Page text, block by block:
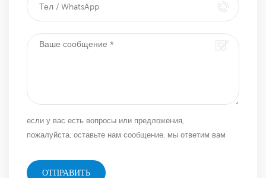
если у вас есть вопросы или предложения,
пожалуйста, оставьте нам сообщение, мы ответим вам
ОТПРАВИТЬ